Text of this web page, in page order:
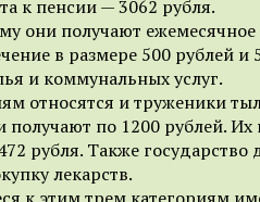
к пенсии — 3062 рубля.
они получают ежемесячное
в размере 500 рублей и
и коммунальных услуг.
относятся и труженики
по 1200 рублей. Их
рубля. Также государство
лекарств.